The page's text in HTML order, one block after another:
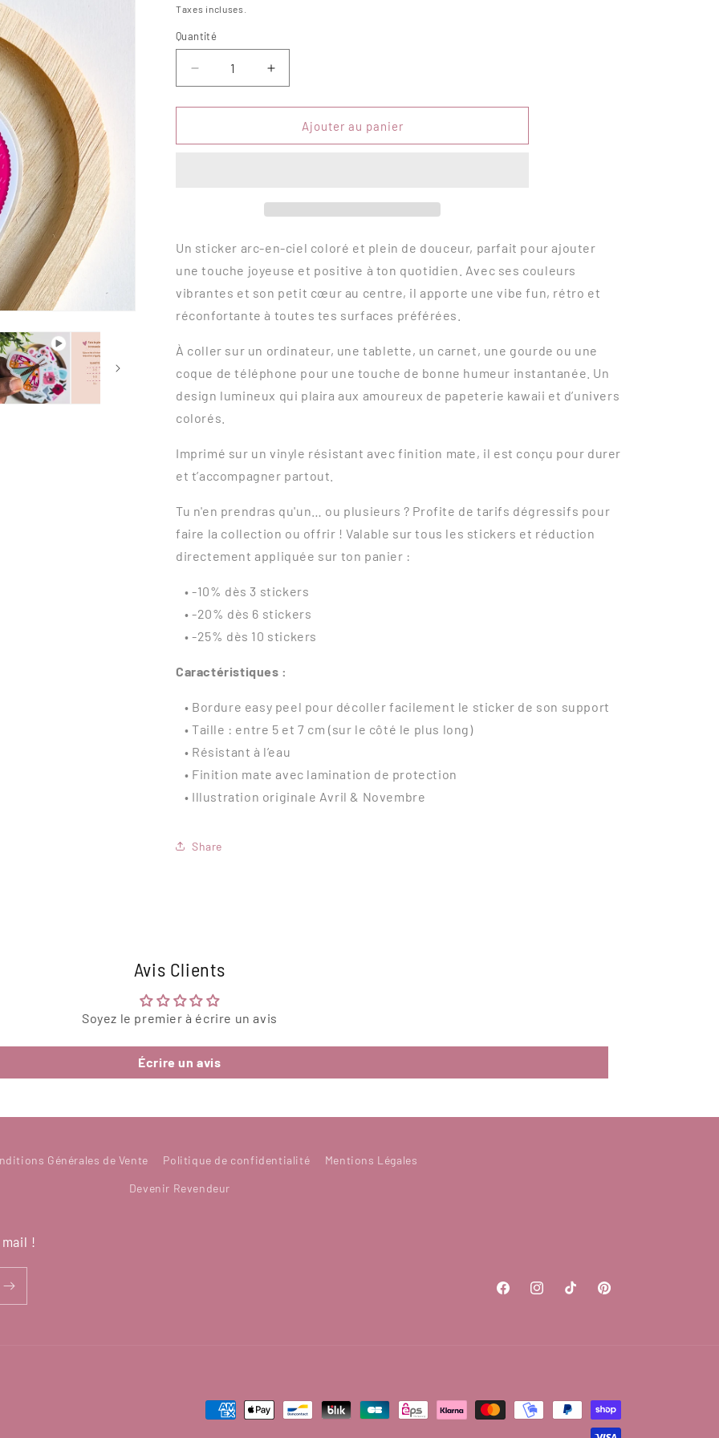
habituel
Taxes incluses.
Quantité
Quantité
Réduire
la
quantité
Sticker
Augmenter
la
quantité
Sticker
Ajouter au panier
Un sticker arc-en-ciel coloré et plein de douceur, parfait pour ajouter
une touche joyeuse et positive à ton quotidien. Avec ses couleurs
vibrantes et son petit cœur au centre, il apporte une vibe fun, rétro et
réconfortante à toutes tes surfaces préférées.
À coller sur un ordinateur, une tablette, un carnet, une gourde ou une
coque de téléphone pour une touche de bonne humeur instantanée. Un
design lumineux qui plaira aux amoureux de papeterie kawaii et d’univers
colorés.
Imprimé sur un vinyle résistant avec finition mate, il est conçu pour durer
et t’accompagner partout.
Tu n'en prendras qu'un… ou plusieurs ? Profite de tarifs dégressifs pour
faire la collection ou offrir ! Valable sur tous les stickers et réduction
directement appliquée sur ton panier :
• -10% dès 3 stickers
• -20% dès 6 stickers
• -25% dès 10 stickers
Caractéristiques :
• Bordure easy peel pour décoller facilement le sticker de son support
• Taille : entre 5 et 7 cm (sur le côté le plus long)
• Résistant à l’eau
• Finition mate avec lamination de protection
• Illustration originale Avril & Novembre
Share
Avis Clients
Soyez le premier à écrire un avis
Écrire un avis
Générales de Vente Politique de confidentialité Mentions Légales
Devenir Revendeur
!
FacebookInstagramTikTok Pinterest
Moyens